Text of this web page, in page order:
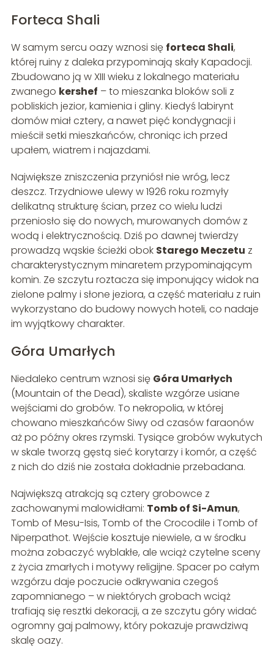
Forteca Shali
W samym sercu oazy wznosi się forteca Shali,
której ruiny z daleka przypominają skały Kapadocji.
Zbudowano ją w XIII wieku z lokalnego materiału
zwanego kershef – to mieszanka bloków soli z
pobliskich jezior, kamienia i gliny. Kiedyś labirynt
domów miał cztery, a nawet pięć kondygnacji i
mieścił setki mieszkańców, chroniąc ich przed
upałem, wiatrem i najazdami.
Największe zniszczenia przyniósł nie wróg, lecz
deszcz. Trzydniowe ulewy w 1926 roku rozmyły
delikatną strukturę ścian, przez co wielu ludzi
przeniosło się do nowych, murowanych domów z
wodą i elektrycznością. Dziś po dawnej twierdzy
prowadzą wąskie ścieżki obok Starego Meczetu z
charakterystycznym minaretem przypominającym
komin. Ze szczytu roztacza się imponujący widok na
zielone palmy i słone jeziora, a część materiału z ruin
wykorzystano do budowy nowych hoteli, co nadaje
im wyjątkowy charakter.
Góra Umarłych
Niedaleko centrum wznosi się Góra Umarłych
(Mountain of the Dead), skaliste wzgórze usiane
wejściami do grobów. To nekropolia, w której
chowano mieszkańców Siwy od czasów faraonów
aż po późny okres rzymski. Tysiące grobów wykutych
w skale tworzą gęstą sieć korytarzy i komór, a część
z nich do dziś nie została dokładnie przebadana.
Największą atrakcją są cztery grobowce z
zachowanymi malowidłami: Tomb of Si-Amun,
Tomb of Mesu-Isis, Tomb of the Crocodile i Tomb of
Niperpathot. Wejście kosztuje niewiele, a w środku
można zobaczyć wyblakłe, ale wciąż czytelne sceny
z życia zmarłych i motywy religijne. Spacer po całym
wzgórzu daje poczucie odkrywania czegoś
zapomnianego – w niektórych grobach wciąż
trafiają się resztki dekoracji, a ze szczytu góry widać
ogromny gaj palmowy, który pokazuje prawdziwą
skalę oazy.